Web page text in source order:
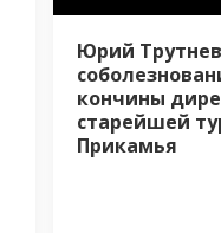
Юрий
кончины
старейшей
Прикамья